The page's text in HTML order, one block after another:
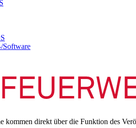
Software
kommen direkt über die Funktion des